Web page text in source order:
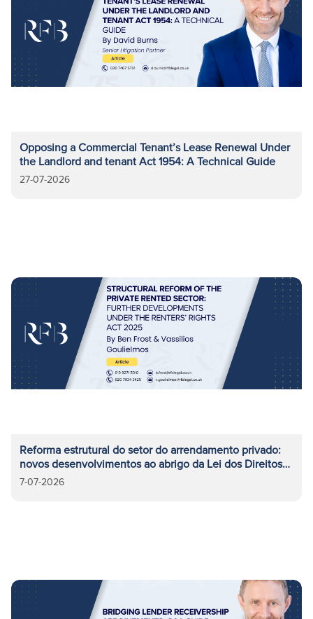
Opposing a Commercial Tenant’s Lease Renewal Under
the Landlord and tenant Act 1954: A Technical Guide
27-07-2026
Reforma estrutural do setor do arrendamento privado:
novos desenvolvimentos ao abrigo da Lei dos Direitos
dos Arrendatários de 2025
7-07-2026